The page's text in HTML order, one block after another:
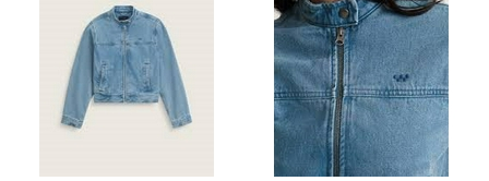
UNCLE[S]
Boardshop